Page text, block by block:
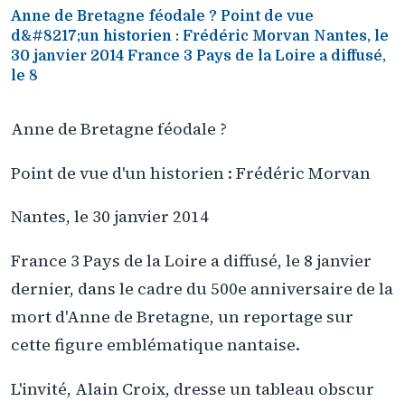
Anne de Bretagne féodale ? Point de vue
d&#8217;un historien : Frédéric Morvan Nantes, le
30 janvier 2014 France 3 Pays de la Loire a diffusé,
le 8
Anne de Bretagne féodale ?
Point de vue d'un historien : Frédéric Morvan
Nantes, le 30 janvier 2014
France 3 Pays de la Loire a diffusé, le 8 janvier
dernier, dans le cadre du 500e anniversaire de la
mort d'Anne de Bretagne, un reportage sur
cette figure emblématique nantaise.
L'invité, Alain Croix, dresse un tableau obscur